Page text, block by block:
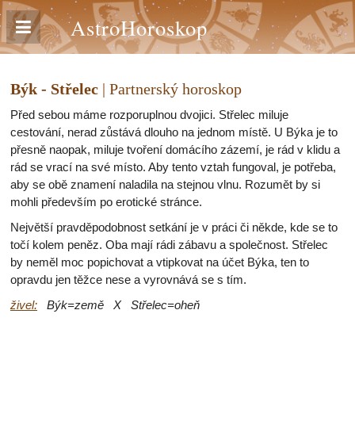
AstroHoroskop
Býk - Střelec | Partnerský horoskop
Před sebou máme rozporuplnou dvojici. Střelec miluje
cestování, nerad zůstává dlouho na jednom místě. U Býka je to
přesně naopak, miluje tvoření domácího zázemí, je rád v klidu a
rád se vrací na své místo. Aby tento vztah fungoval, je potřeba,
aby se obě znamení naladila na stejnou vlnu. Rozumět by si
mohli především po erotické stránce.
Největší pravděpodobnost setkání je v práci či někde, kde se to
točí kolem peněz. Oba mají rádi zábavu a společnost. Střelec
by neměl moc popichovat a vtipkovat na účet Býka, ten to
opravdu jen těžce nese a vyrovnává se s tím.
živel: Býk=země X Střelec=oheň